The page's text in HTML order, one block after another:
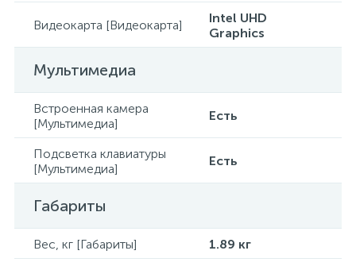
Видеокарта [Видеокарта]
Intel UHD
Graphics
Мультимедиа
Встроенная камера
[Мультимедиа]
Есть
Подсветка клавиатуры
[Мультимедиа]
Есть
Габариты
Вес, кг [Габариты]
1.89 кг